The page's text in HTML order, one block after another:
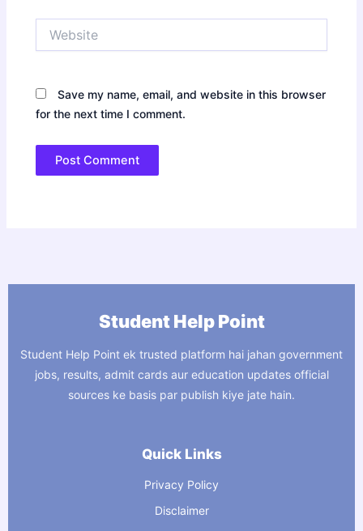
Save my name, email, and website in this browser
for the next time I comment.
Student Help Point
Student Help Point ek trusted platform hai jahan government
jobs, results, admit cards aur education updates official
sources ke basis par publish kiye jate hain.
Quick Links
Privacy Policy
Disclaimer